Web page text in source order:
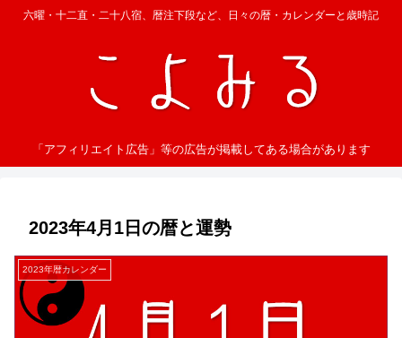
六曜・十二直・二十八宿、暦注下段など、日々の暦・カレンダーと歳時記
「アフィリエイト広告」等の広告が掲載してある場合があります
2023年4月1日の暦と運勢
2023年暦カレンダー